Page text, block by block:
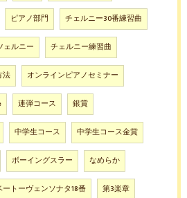
ピアノ部門 チェルニー30番練習曲
ェルニー チェルニー練習曲
法 オンラインピアノセミナー
連弾コース 銀賞
中学生コース 中学生コース金賞
ボーイングスラー なめらか
ートーヴェンソナタ18番 第3楽章